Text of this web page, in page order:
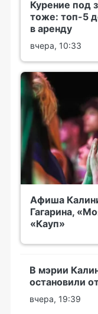
Курение под
тоже: топ-5
в аренду
вчера, 10:33
Афиша
Гагарина,
«Кауп»
В мэрии
остановили
вчера, 19:39